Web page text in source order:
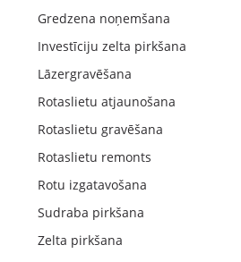
Gredzena noņemšana
Investīciju zelta pirkšana
Lāzergravēšana
Rotaslietu atjaunošana
Rotaslietu gravēšana
Rotaslietu remonts
Rotu izgatavošana
Sudraba pirkšana
Zelta pirkšana